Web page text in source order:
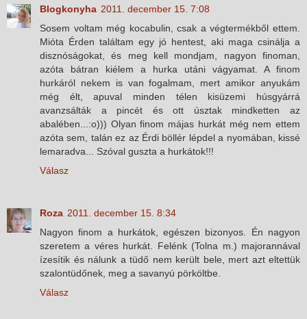
Blogkonyha 2011. december 15. 7:08
Sosem voltam még kocabulin, csak a végtermékből ettem.
Mióta Érden találtam egy jó hentest, aki maga csinálja a
disznóságokat, és meg kell mondjam, nagyon finoman,
azóta bátran kiélem a hurka utáni vágyamat. A finom
hurkáról nekem is van fogalmam, mert amikor anyukám
még élt, apuval minden télen kisüzemi húsgyárrá
avanzsálták a pincét és ott úsztak mindketten az
abalében...:o))) Olyan finom májas hurkát még nem ettem
azóta sem, talán ez az Érdi böllér lépdel a nyomában, kissé
lemaradva... Szóval guszta a hurkátok!!!
Válasz
Roza 2011. december 15. 8:34
Nagyon finom a hurkátok, egészen bizonyos. Én nagyon
szeretem a véres hurkát. Felénk (Tolna m.) majorannával
ízesítik és nálunk a tüdő nem került bele, mert azt eltettük
szalontüdőnek, meg a savanyú pörköltbe.
Válasz